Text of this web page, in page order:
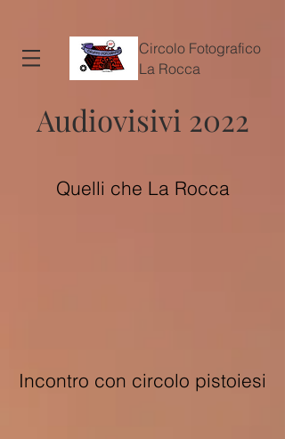
Circolo Fotografico
La Rocca
Audiovisivi 2022
Quelli che La Rocca
Incontro con circolo pistoiesi